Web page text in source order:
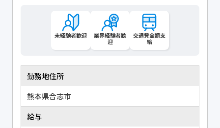
未経験者歓迎
業界経験者歓
迎
交通費全額支
給
勤務地住所
熊本県合志市
給与